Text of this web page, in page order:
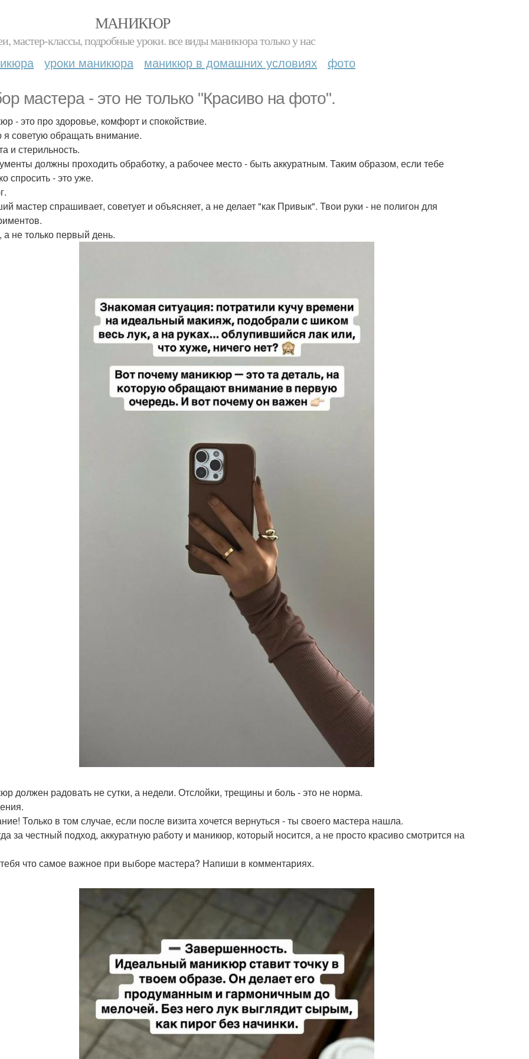
МАНИКЮР
мастер-классы, подробные уроки. все виды маникюра только у нас
уроки маникюра маникюр в домашних условиях фото
мастера - это не только "Красиво на фото".
- это про здоровье, комфорт и спокойствие.
я советую обращать внимание.
и стерильность.
должны проходить обработку, а рабочее место - быть аккуратным. Таким образом, если тебе
спросить - это уже.
мастер спрашивает, советует и объясняет, а не делает "как Привык". Твои руки - не полигон для
а не только первый день.
должен радовать не сутки, а недели. Отслойки, трещины и боль - это не норма.
Только в том случае, если после визита хочется вернуться - ты своего мастера нашла.
за честный подход, аккуратную работу и маникюр, который носится, а не просто красиво смотрится на
что самое важное при выборе мастера? Напиши в комментариях.